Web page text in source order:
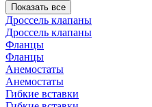
Показать все
Дроссель клапаны
Дроссель клапаны
Фланцы
Фланцы
Анемостаты
Анемостаты
Гибкие вставки